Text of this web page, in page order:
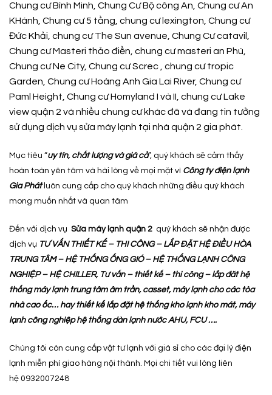
Chung cư Bình Minh, Chung Cư Bộ công An, Chung cư An
KHánh, Chung cư 5 tầng, chung cư lexington, Chung cư
Đức Khải, chung cư The Sun avenue, Chung Cư catavil,
Chung cư Masteri thảo điền, chung cư masteri an Phú,
Chung cư Ne City, Chung cư Screc , chung cư tropic
Garden, Chung cư Hoàng Anh Gia Lai River, Chung cư
Paml Height, Chung cư Homyland I và II, chung cư Lake
view quận 2 và nhiều chung cư khác đã và đang tin tưởng
sử dụng dịch vụ sửa máy lạnh tại nhà quận 2 gia phát.
Mục tiêu “uy tín, chất lượng và giá cả”, quý khách sẽ cảm thấy
hoàn toàn yên tâm và hài lòng về mọi mặt vì Công ty điện lạnh
Gia Phátluôn cung cấp cho quý khách những điều quý khách
mong muốn nhất và quan tâm
Đến với dịch vụ Sửa máy lạnh quận 2 quý khách sẽ nhận được
dịch vụ TƯ VẤN THIẾT KẾ – THI CÔNG – LẮP ĐẶT HỆ ĐIỀU HÒA
TRUNG TÂM – HỆ THỐNG ỐNG GIÓ – HỆ THỐNG LẠNH CÔNG
NGHIỆP – HỆ CHILLER, Tư vấn – thiết kế – thi công – lắp đăt hệ
thống máy lạnh trung tâm âm trần, casset, máy lạnh cho các tòa
nhà cao ốc… hay thiết kế lắp đặt hệ thống kho lạnh kho mát, máy
lạnh công nghiệp hệ thống dàn lạnh nước AHU, FCU ….
Chúng tôi còn cung cấp vật tư lạnh với giá sỉ cho các đại lý điện
lạnh miễn phí giao hàng nội thành. Mọi chi tiết vui lòng liên
hệ 0932007248